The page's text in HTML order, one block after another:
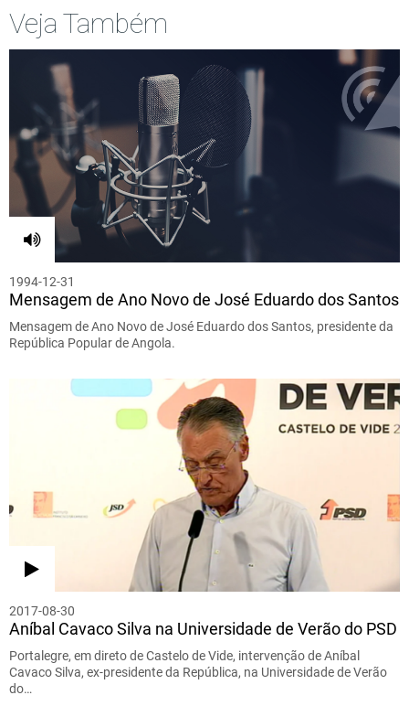
Veja Também
1994-12-31
Mensagem de Ano Novo de José Eduardo dos Santos
Mensagem de Ano Novo de José Eduardo dos Santos, presidente da
República Popular de Angola.
2017-08-30
Aníbal Cavaco Silva na Universidade de Verão do PSD
Portalegre, em direto de Castelo de Vide, intervenção de Aníbal
Cavaco Silva, ex-presidente da República, na Universidade de Verão
do…